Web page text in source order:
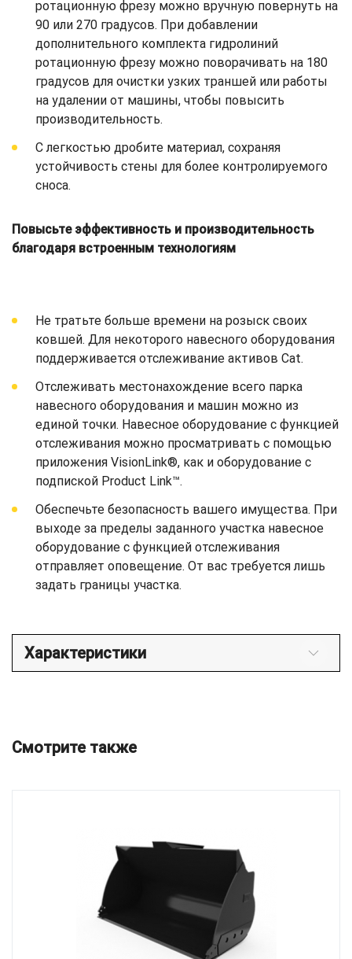
ротационную фрезу можно вручную повернуть на
90 или 270 градусов. При добавлении
дополнительного комплекта гидролиний
ротационную фрезу можно поворачивать на 180
градусов для очистки узких траншей или работы
на удалении от машины, чтобы повысить
производительность.
С легкостью дробите материал, сохраняя
устойчивость стены для более контролируемого
сноса.
Повысьте эффективность и производительность
благодаря встроенным технологиям
Не тратьте больше времени на розыск своих
ковшей. Для некоторого навесного оборудования
поддерживается отслеживание активов Cat.
Отслеживать местонахождение всего парка
навесного оборудования и машин можно из
единой точки. Навесное оборудование с функцией
отслеживания можно просматривать с помощью
приложения VisionLink®, как и оборудование с
подпиской Product Link™.
Обеспечьте безопасность вашего имущества. При
выходе за пределы заданного участка навесное
оборудование с функцией отслеживания
отправляет оповещение. От вас требуется лишь
задать границы участка.
Характеристики
Смотрите также